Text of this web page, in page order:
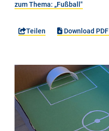
zum Thema: „Fußball"
Teilen Download PDF